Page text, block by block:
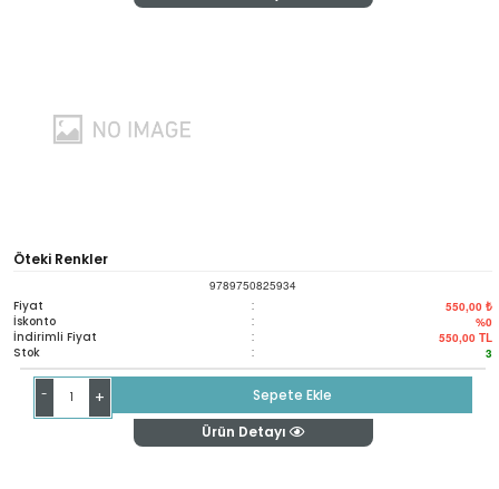
Öteki Renkler
9789750825934
Fiyat : 550,00 ₺
İskonto : %0
İndirimli Fiyat : 550,00 TL
Stok : 3
- +
Sepete Ekle
Ürün Detayı